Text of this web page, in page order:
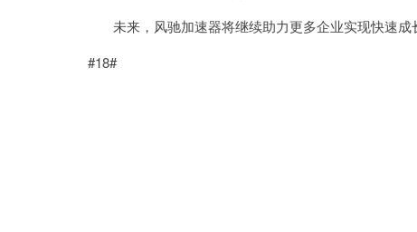
未来，风驰加速器将继续助力更多企业实现快速成
#18#